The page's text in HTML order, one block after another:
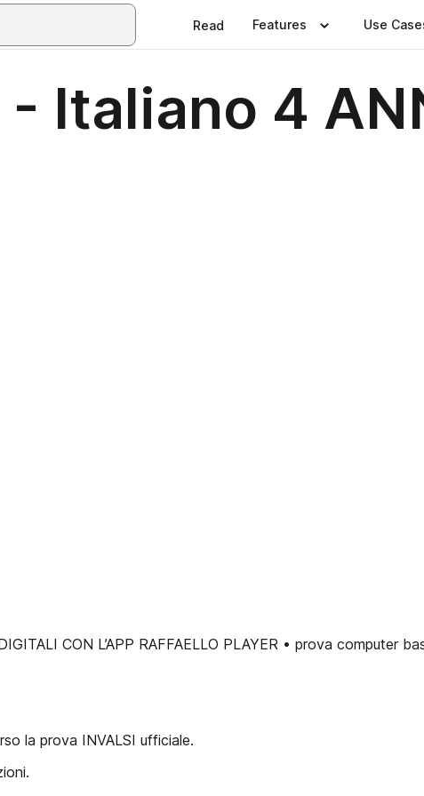
Read Features Use
Italiano 4
CON L’APP RAFFAELLO PLAYER • prova computer
la prova INVALSI ufficiale.